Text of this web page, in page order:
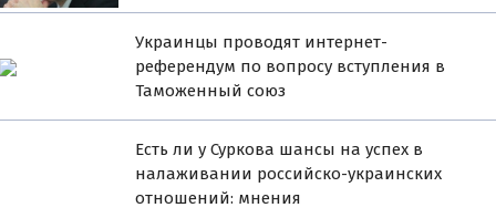
Украинцы проводят интернет-
референдум по вопросу вступления в
Таможенный союз
Есть ли у Суркова шансы на успех в
налаживании российско-украинских
отношений: мнения